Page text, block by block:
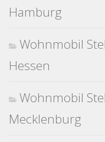
Hamburg
Wohnmobil
Hessen
Wohnmobil
Mecklenburg